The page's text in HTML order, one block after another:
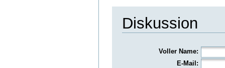
Diskussion
Voller Name:
E-Mail: